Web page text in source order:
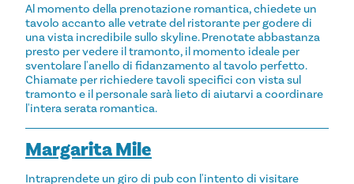
Al momento della prenotazione romantica, chiedete un
tavolo accanto alle vetrate del ristorante per godere di
una vista incredibile sullo skyline. Prenotate abbastanza
presto per vedere il tramonto, il momento ideale per
sventolare l'anello di fidanzamento al tavolo perfetto.
Chiamate per richiedere tavoli specifici con vista sul
tramonto e il personale sarà lieto di aiutarvi a coordinare
l'intera serata romantica.
Margarita Mile
Intraprendete un giro di pub con l'intento di visitare